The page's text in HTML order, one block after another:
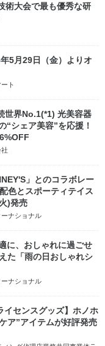
術大会で最も優秀な研
5月29日（金）よりオ
ト
世界No.1(*1) 光美容器
シェア美容”を応援！
」とのコラボレー
色とスポーティテイス
)発売
ナショナル
に、おしゃれに過ごせ
た「雨の日おしゃれシ
ナショナル
イセンスグッズ】ホノホ
ア”アイテムが好評発売